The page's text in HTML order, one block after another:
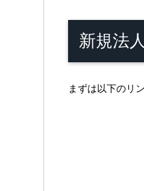
新規法
まずは以下のリ